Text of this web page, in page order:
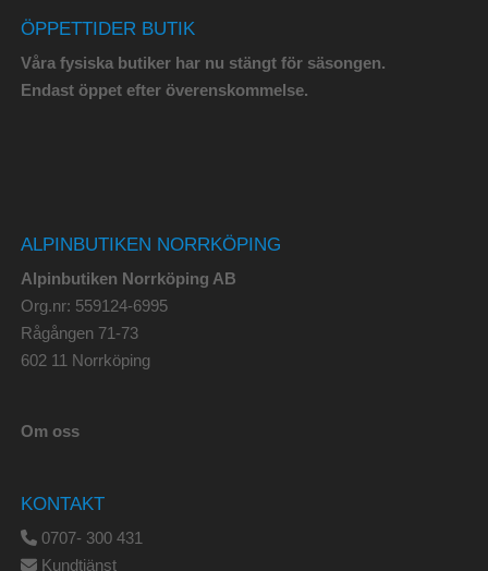
ÖPPETTIDER BUTIK
Våra fysiska butiker har nu stängt för säsongen.
Endast öppet efter överenskommelse.
ALPINBUTIKEN NORRKÖPING
Alpinbutiken Norrköping AB
Org.nr: 559124-6995
Rågången 71-73
602 11 Norrköping
Om oss
KONTAKT
0707- 300 431
Kundtjänst